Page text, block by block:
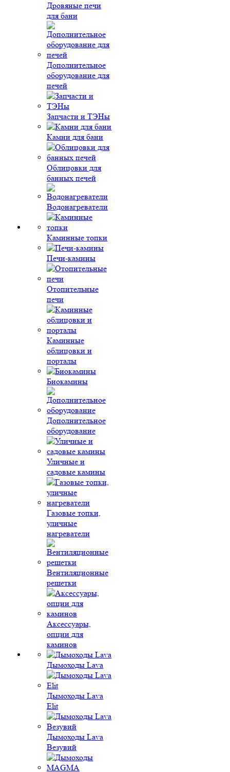
Дровяные печи
для бани
Дополнительное
оборудование для
печей
Запчасти и ТЭНы
Камни для бани
Облицовки для
банных печей
Водонагреватели
Каминные топки
Печи-камины
Отопительные
печи
Каминные
облицовки и
порталы
Биокамины
Дополнительное
оборудование
Уличные и
садовые камины
Газовые топки,
уличные
нагреватели
Вентиляционные
решетки
Аксессуары,
опции для
каминов
Дымоходы Lava
Дымоходы Lava
Elit
Дымоходы Lava
Везувий